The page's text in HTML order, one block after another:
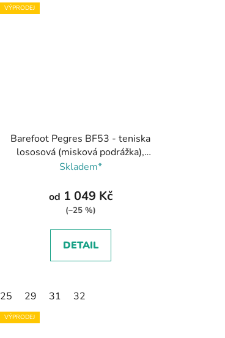
VÝPRODEJ
Barefoot Pegres BF53 - teniska
lososová (misková podrážka),
Pegres
Skladem*
od 1 049 Kč
(–25 %)
DETAIL
25 29 31 32
VÝPRODEJ